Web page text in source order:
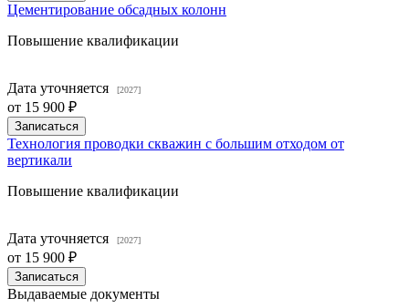
Цементирование обсадных колонн
Повышение квалификации
Дата уточняется [2027]
от 15 900 ₽
Записаться
Технология проводки скважин с большим отходом от
вертикали
Повышение квалификации
Дата уточняется [2027]
от 15 900 ₽
Записаться
Выдаваемые документы